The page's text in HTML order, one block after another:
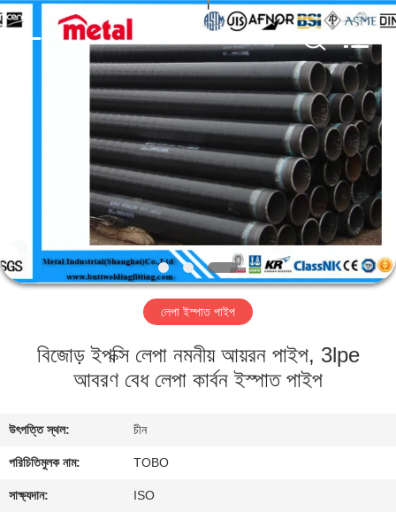
কারখানা
যোগাযোগ
করুন
STEEL
GROUP
CHINA.
লেপা ইস্পাত পাইপ
বিজোড় ইপক্সি লেপা নমনীয় আয়রন পাইপ, 3lpe
আবরণ বেধ লেপা কার্বন ইস্পাত পাইপ
উৎপত্তি স্থল: চীন
পরিচিতিমুলক নাম: TOBO
সাক্ষ্যদান: ISO